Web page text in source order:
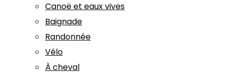
Canoë et eaux vives
Baignade
Randonnée
Vélo
À cheval